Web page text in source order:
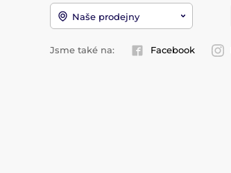
Naše prodejny
Jsme také na: Facebook